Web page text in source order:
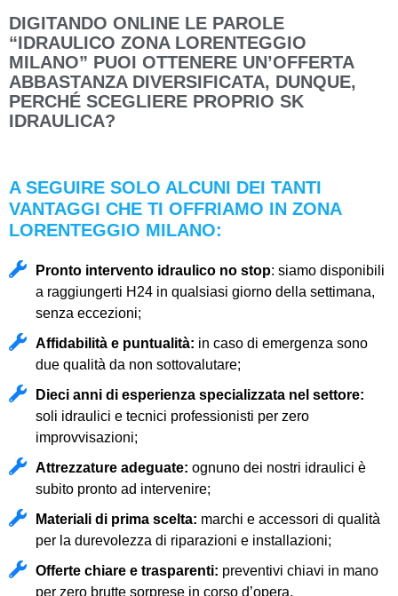
DIGITANDO ONLINE LE PAROLE
“IDRAULICO ZONA LORENTEGGIO
MILANO” PUOI OTTENERE UN’OFFERTA
ABBASTANZA DIVERSIFICATA, DUNQUE,
PERCHÉ SCEGLIERE PROPRIO SK
IDRAULICA?
A SEGUIRE SOLO ALCUNI DEI TANTI
VANTAGGI CHE TI OFFRIAMO IN ZONA
LORENTEGGIO MILANO:
Pronto intervento idraulico no stop: siamo disponibili
a raggiungerti H24 in qualsiasi giorno della settimana,
senza eccezioni;
Affidabilità e puntualità: in caso di emergenza sono
due qualità da non sottovalutare;
Dieci anni di esperienza specializzata nel settore:
soli idraulici e tecnici professionisti per zero
improvvisazioni;
Attrezzature adeguate: ognuno dei nostri idraulici è
subito pronto ad intervenire;
Materiali di prima scelta: marchi e accessori di qualità
per la durevolezza di riparazioni e installazioni;
Offerte chiare e trasparenti: preventivi chiavi in mano
per zero brutte sorprese in corso d’opera.